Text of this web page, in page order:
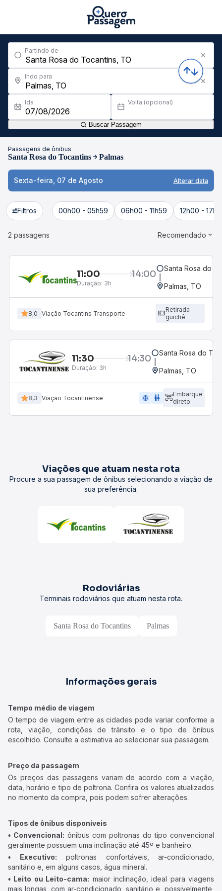
Partindo de
Indo para
Ida Volta (opcional)
Buscar Passagem
Passagens de ônibus
Santa Rosa do Tocantins Palmas
Sexta-feira, 07 de Agosto Alterar data
Filtros 00h00 - 05h59 06h00 - 11h59 12h00 -
2 passagens Recomendado
11:00 14:00
Duração: 3h
Santa Rosa do
Palmas, TO
8,0 Viação Tocantins Transporte
Retirada
guichê
11:30 14:30
Duração: 3h
Santa Rosa do
Palmas, TO
8,3 Viação Tocantinense ac_unit wc
Embarque
direto
Viações que atuam nesta rota
Procure a sua passagem de ônibus selecionando a viação de
sua preferência.
Rodoviárias
Terminais rodoviários que atuam nesta rota.
Santa Rosa do Tocantins Palmas
Informações gerais
Tempo médio de viagem
O tempo de viagem entre as cidades pode variar conforme a
rota, viação, condições de trânsito e o tipo de ônibus
escolhido. Consulte a estimativa ao selecionar sua passagem.
Preço da passagem
Os preços das passagens variam de acordo com a viação,
data, horário e tipo de poltrona. Confira os valores atualizados
no momento da compra, pois podem sofrer alterações.
Tipos de ônibus disponíveis
• Convencional: ônibus com poltronas do tipo convencional
geralmente possuem uma inclinação até 45º e banheiro.
• Executivo: poltronas confortáveis, ar-condicionado,
sanitário e, em alguns casos, água mineral.
• Leito ou Leito-cama: maior inclinação, ideal para viagens
mais longas, com ar-condicionado, sanitário e, possivelmente,